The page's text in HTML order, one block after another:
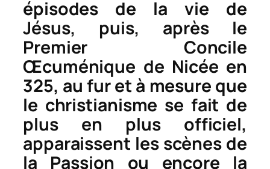
épisodes de la vie de
Jésus, puis, après le
Premier Concile
Œcuménique de Nicée en
325, au fur et à mesure que
le christianisme se fait de
plus en plus officiel,
apparaissent les scènes de
la Passion ou encore la